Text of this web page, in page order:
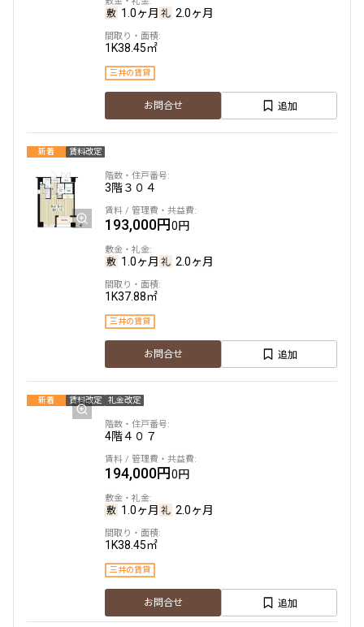
1.0ヶ月 2.0ヶ月
1K38.45㎡
三井の賃貸
お問合せ 追加
新着 賃料改定
3階３０４
193,000円0円
1.0ヶ月 2.0ヶ月
1K37.88㎡
三井の賃貸
お問合せ 追加
新着 賃料改定 礼金改定
4階４０７
194,000円0円
1.0ヶ月 2.0ヶ月
1K38.45㎡
三井の賃貸
お問合せ 追加